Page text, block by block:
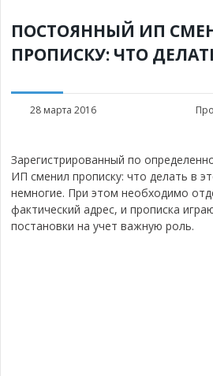
ПОСТОЯННЫЙ ИП
ПРОПИСКУ: ЧТО
28 марта 2016
Зарегистрированный по
ИП сменил прописку: что делать в
немногие. При этом необходимо
фактический адрес, и прописка
постановки на учет важную роль.